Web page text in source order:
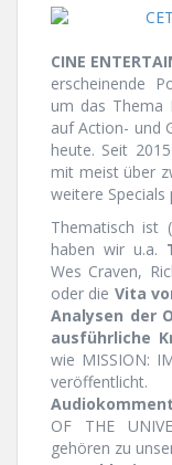
CINE
erscheinende
um das Thema
auf Action- und
heute. Seit
mit meist über
weitere Specials
Thematisch ist
haben wir u.a.
Wes Craven,
oder die Vita
Analysen der
ausführliche
wie MISSION:
OF THE
gehören zu